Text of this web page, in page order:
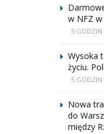
w NFZ w
5 GODZIN
Wysoka
życiu.
5 GODZIN
Nowa
do
między